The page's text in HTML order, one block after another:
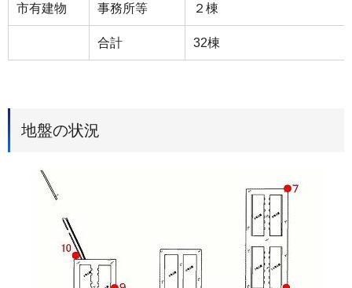
市有建物 事務所等 ２棟
合計 32棟
地盤の状況